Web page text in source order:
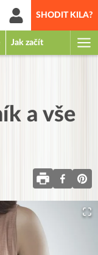
SHODIT KILA?
Jak začít
a vše